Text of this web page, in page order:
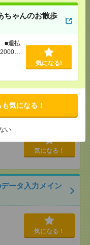
ちゃんのお散歩
■週払
円
気になる!
も気になる！
い
のお散歩付き添
い
気になる！
プレゼント】生
い
気になる！
ータ入力メイン
気になる！